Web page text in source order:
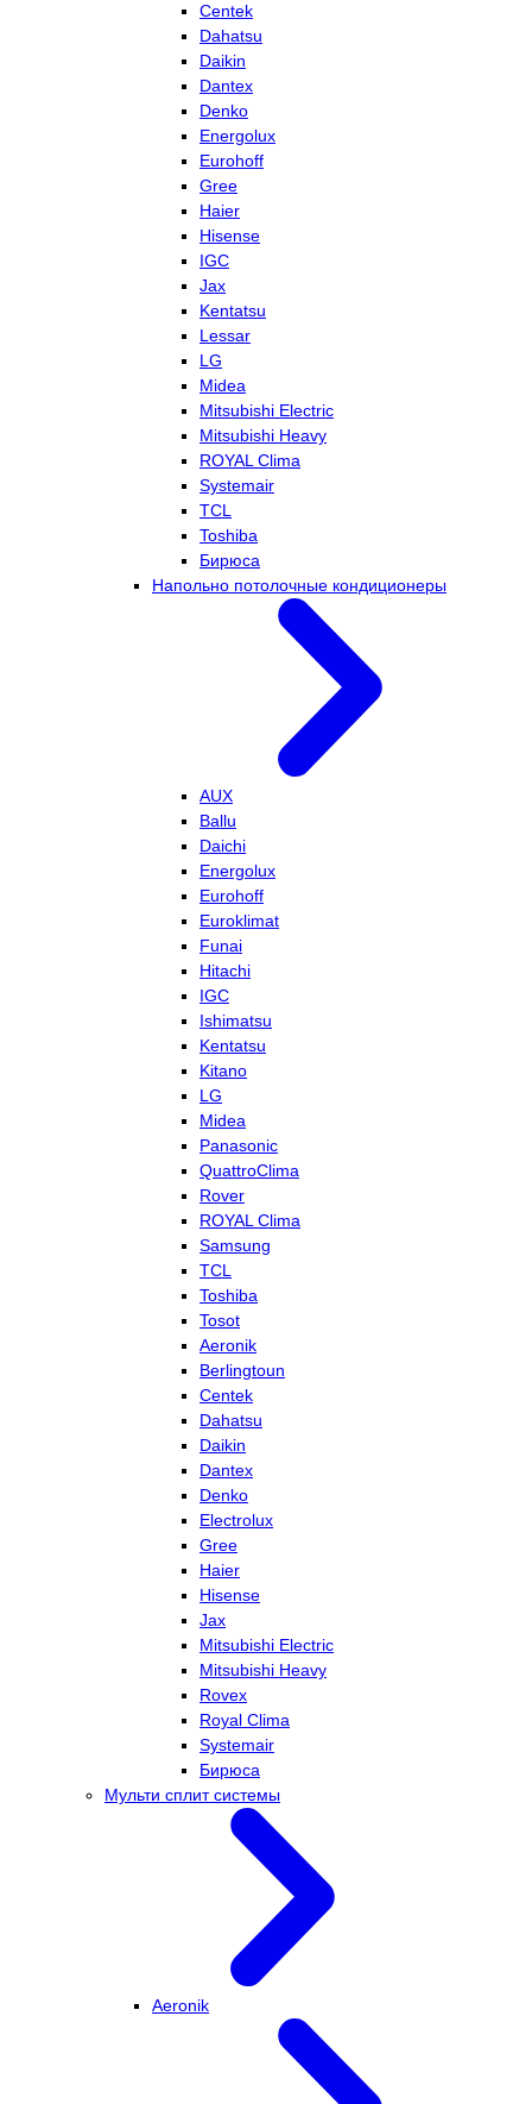
Centek
Dahatsu
Daikin
Dantex
Denko
Energolux
Eurohoff
Gree
Haier
Hisense
IGC
Jax
Kentatsu
Lessar
LG
Midea
Mitsubishi Electric
Mitsubishi Heavy
ROYAL Clima
Systemair
TCL
Toshiba
Бирюса
Напольно потолочные кондиционеры
AUX
Ballu
Daichi
Energolux
Eurohoff
Euroklimat
Funai
Hitachi
IGC
Ishimatsu
Kentatsu
Kitano
LG
Midea
Panasonic
QuattroClima
Rover
ROYAL Clima
Samsung
TCL
Toshiba
Tosot
Aeronik
Berlingtoun
Centek
Dahatsu
Daikin
Dantex
Denko
Electrolux
Gree
Haier
Hisense
Jax
Mitsubishi Electric
Mitsubishi Heavy
Rovex
Royal Clima
Systemair
Бирюса
Мульти сплит системы
Aeronik